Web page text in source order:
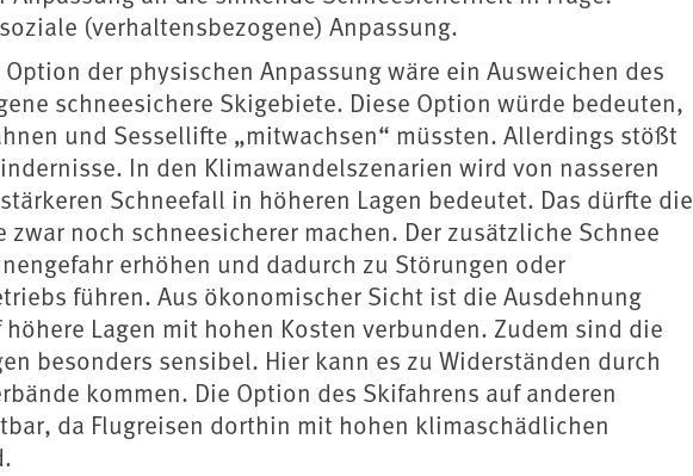
(verhaltensbezogene) Anpassung.
Option der physischen Anpassung wäre ein Ausweichen des
schneesichere Skigebiete. Diese Option würde bedeuten,
und Sessellifte „mitwachsen“ müssten. Allerdings stößt
In den Klimawandelszenarien wird von nasseren
Schneefall in höheren Lagen bedeutet. Das dürfte die
noch schneesicherer machen. Der zusätzliche Schnee
erhöhen und dadurch zu Störungen oder
führen. Aus ökonomischer Sicht ist die Ausdehnung
Lagen mit hohen Kosten verbunden. Zudem sind die
besonders sensibel. Hier kann es zu Widerständen durch
kommen. Die Option des Skifahrens auf anderen
da Flugreisen dorthin mit hohen klimaschädlichen